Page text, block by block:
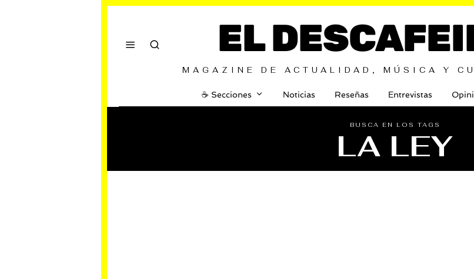
EL
MAGAZINE DE ACTUALIDAD, MÚSICA Y
☕️ Secciones Noticias Reseñas Entrevistas
BUSCA EN LOS TAGS
LA LEY